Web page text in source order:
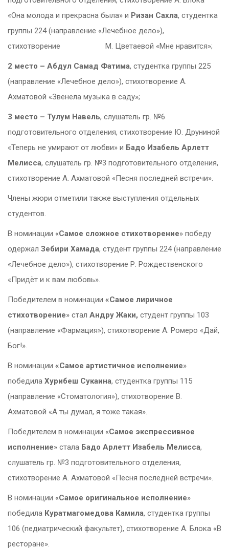
«Она молода и прекрасна была» и Ризан Сахла, студентка
группы 224 (направление «Лечебное дело»),
стихотворение М. Цветаевой «Мне нравится»;
2 место – Абдул Самад Фатима, студентка группы 225
(направление «Лечебное дело»), стихотворение А.
Ахматовой «Звенела музыка в саду»;
3 место – Тулум Навель, слушатель гр. №6
подготовительного отделения, стихотворение Ю. Друниной
«Теперь не умирают от любви» и Бадо Изабель Арлетт
Мелисса, слушатель гр. №3 подготовительного отделения,
стихотворение А. Ахматовой «Песня последней встречи».
Члены жюри отметили также выступления отдельных
студентов.
В номинации «Самое сложное стихотворение» победу
одержал Зебири Хамада, студент группы 224 (направление
«Лечебное дело»), стихотворение Р. Рождественского
«Придёт и к вам любовь».
Победителем в номинации «Самое лиричное
стихотворение» стал Андру Жаки, студент группы 103
(направление «Фармация»), стихотворение А. Ромеро «Дай,
Бог!».
В номинации «Самое артистичное исполнение»
победила Хурибеш Сукаина, студентка группы 115
(направление «Стоматология»), стихотворение В.
Ахматовой «А ты думал, я тоже такая».
Победителем в номинации «Самое экспрессивное
исполнение» стала Бадо Арлетт Изабель Мелисса,
слушатель гр. №3 подготовительного отделения,
стихотворение А. Ахматовой «Песня последней встречи».
В номинации «Самое оригинальное исполнение»
победила Куратмагомедова Камила, студентка группы
106 (педиатрический факультет), стихотворение А. Блока «В
ресторане».